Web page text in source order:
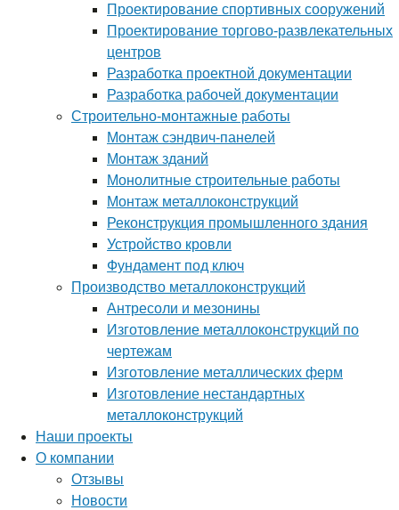
Проектирование спортивных сооружений
Проектирование торгово-развлекательных
центров
Разработка проектной документации
Разработка рабочей документации
Строительно-монтажные работы
Монтаж сэндвич-панелей
Монтаж зданий
Монолитные строительные работы
Монтаж металлоконструкций
Реконструкция промышленного здания
Устройство кровли
Фундамент под ключ
Производство металлоконструкций
Антресоли и мезонины
Изготовление металлоконструкций по
чертежам
Изготовление металлических ферм
Изготовление нестандартных
металлоконструкций
Наши проекты
О компании
Отзывы
Новости